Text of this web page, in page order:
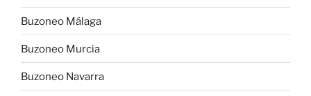
Buzoneo Málaga
Buzoneo Murcia
Buzoneo Navarra